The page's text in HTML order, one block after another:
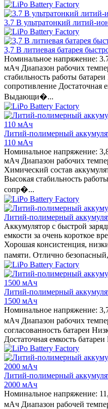
3.7 В ультратонкий литий-
3,7 В литиевая батарея
Номинальное напряжение:
мАч Диапазон рабочих
стабильность работы
сопротивление Достаточная
Выдающи�...
Литий-полимерный
110 мАч
Номинальное напряжение:
мАч Диапазон рабочих
Химический состав
Высокая стабильность
сопр�...
Литий-полимерный
Аккумулятор с быстрой
емкости за очень короткое
Хорошая консистенция,
памяти. Отлично
Литий-полимерный
1500 мАч
Номинальное напряжение:
мАч Диапазон рабочих
согласованность батареи
Достаточная емкость
Литий-полимерный
2000 мАч
Номинальное напряжение:
мАч Диапазон рабочей